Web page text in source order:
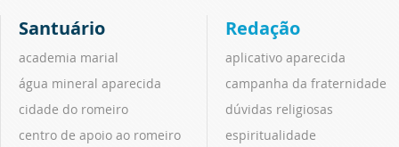
Santuário
academia marial
água mineral aparecida
cidade do romeiro
centro de apoio ao romeiro
Redação
aplicativo aparecida
campanha da fraternidade
dúvidas religiosas
espiritualidade